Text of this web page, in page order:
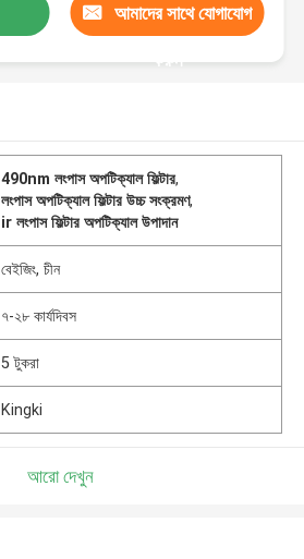
আমাদের সাথে যোগাযোগ
করুন
490nm লংপাস অপটিক্যাল ফিল্টার,
লংপাস অপটিক্যাল ফিল্টার উচ্চ সংক্রমণ,
ir লংপাস ফিল্টার অপটিক্যাল উপাদান
বেইজিং, চীন
৭-২৮ কার্যদিবস
5 টুকরা
Kingki
আরো দেখুন